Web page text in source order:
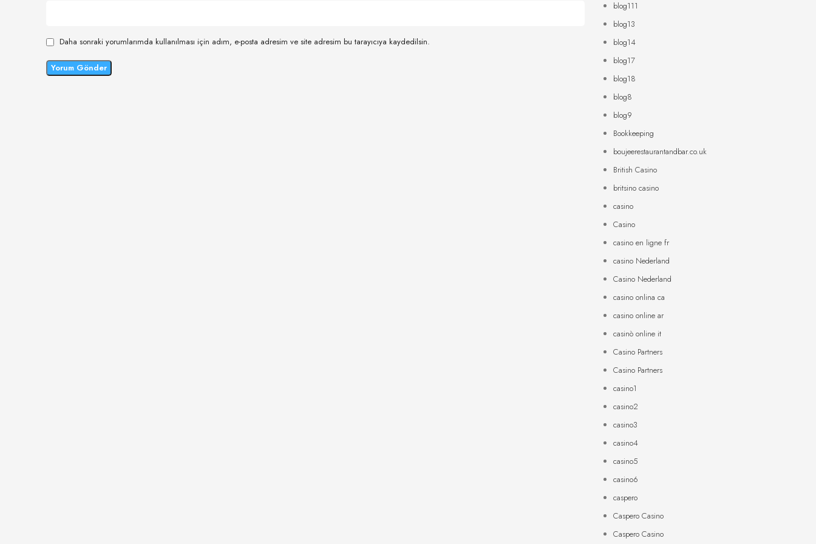
Daha sonraki yorumlarımda kullanılması için adım, e-posta adresim ve site adresim bu tarayıcıya kaydedilsin.
blog111
blog13
blog14
blog17
blog18
blog8
blog9
Bookkeeping
boujeerestaurantandbar.co.uk
British Casino
britsino casino
casino
Casino
casino en ligne fr
casino Nederland
Casino Nederland
casino onlina ca
casino online ar
casinò online it
Casino Partners
Casino Partners
casino1
casino2
casino3
casino4
casino5
casino6
caspero
Caspero Casino
Caspero Casino